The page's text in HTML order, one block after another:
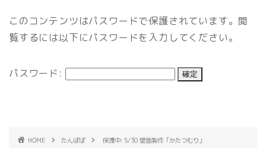
このコンテンツはパスワードで保護されています。閲
覧するには以下にパスワードを入力してください。
パスワード:
HOME たんぽぽ 保護中: 5/30 壁面製作「かたつむり」